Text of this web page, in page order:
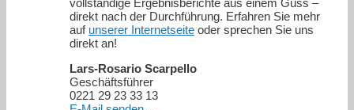
vollständige Ergebnisberichte aus einem Guss –
direkt nach der Durchführung. Erfahren Sie mehr
auf unserer Internetseite oder sprechen Sie uns
direkt an!
Lars-Rosario Scarpello
Geschäftsführer
0221 29 23 33 13